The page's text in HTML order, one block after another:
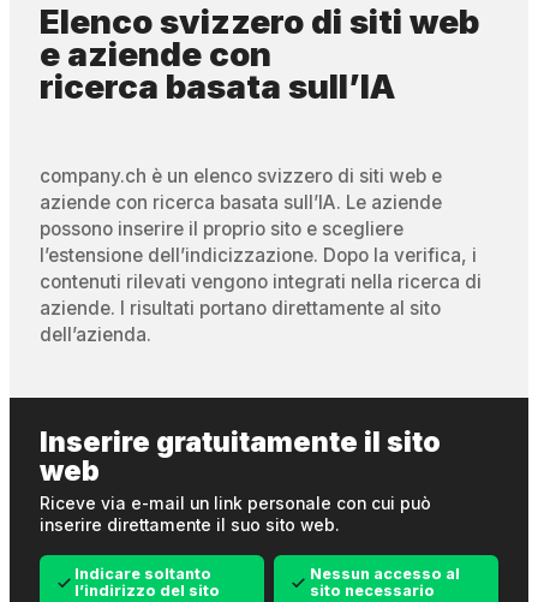
Elenco svizzero di siti web
e aziende con
ricerca basata sull’IA
company.ch è un elenco svizzero di siti web e
aziende con ricerca basata sull’IA. Le aziende
possono inserire il proprio sito e scegliere
l’estensione dell’indicizzazione. Dopo la verifica, i
contenuti rilevati vengono integrati nella ricerca di
aziende. I risultati portano direttamente al sito
dell’azienda.
Inserire gratuitamente il sito
web
Riceve via e-mail un link personale con cui può
inserire direttamente il suo sito web.
Indicare soltanto
l’indirizzo del sito
Nessun accesso al
sito necessario